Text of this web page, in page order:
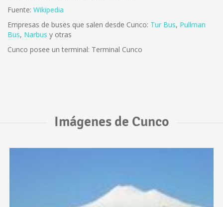
Fuente: Wikipedia
Empresas de buses que salen desde Cunco: Tur Bus, Pullman
Bus, Narbus y otras
Cunco posee un terminal: Terminal Cunco
Imágenes de Cunco